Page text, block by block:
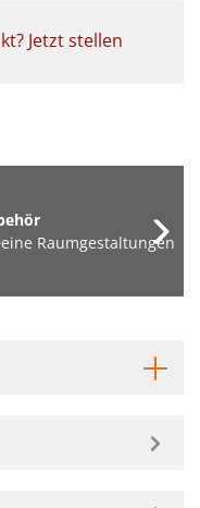
Jetzt stellen
Raumgestaltungen